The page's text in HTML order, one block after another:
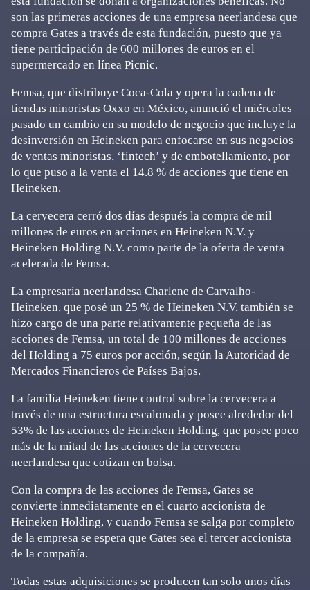
son las primeras acciones de una empresa neerlandesa que
compra Gates a través de esta fundación, puesto que ya
tiene participación de 600 millones de euros en el
supermercado en línea Picnic.
Femsa, que distribuye Coca-Cola y opera la cadena de
tiendas minoristas Oxxo en México, anunció el miércoles
pasado un cambio en su modelo de negocio que incluye la
desinversión en Heineken para enfocarse en sus negocios
de ventas minoristas, ‘fintech’ y de embotellamiento, por
lo que puso a la venta el 14.8 % de acciones que tiene en
Heineken.
La cervecera cerró dos días después la compra de mil
millones de euros en acciones en Heineken N.V. y
Heineken Holding N.V. como parte de la oferta de venta
acelerada de Femsa.
La empresaria neerlandesa Charlene de Carvalho-
Heineken, que posé un 25 % de Heineken N.V, también se
hizo cargo de una parte relativamente pequeña de las
acciones de Femsa, un total de 100 millones de acciones
del Holding a 75 euros por acción, según la Autoridad de
Mercados Financieros de Países Bajos.
La familia Heineken tiene control sobre la cervecera a
través de una estructura escalonada y posee alrededor del
53% de las acciones de Heineken Holding, que posee poco
más de la mitad de las acciones de la cervecera
neerlandesa que cotizan en bolsa.
Con la compra de las acciones de Femsa, Gates se
convierte inmediatamente en el cuarto accionista de
Heineken Holding, y cuando Femsa se salga por completo
de la empresa se espera que Gates sea el tercer accionista
de la compañía.
Todas estas adquisiciones se producen tan solo unos días